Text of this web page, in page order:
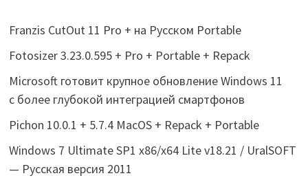
Franzis CutOut 11 Pro + на Русском Portable
Fotosizer 3.23.0.595 + Pro + Portable + Repack
Microsoft готовит крупное обновление Windows 11
с более глубокой интеграцией смартфонов
Pichon 10.0.1 + 5.7.4 MacOS + Repack + Portable
Windows 7 Ultimate SP1 x86/x64 Lite v18.21 / UralSOFT
— Русская версия 2011